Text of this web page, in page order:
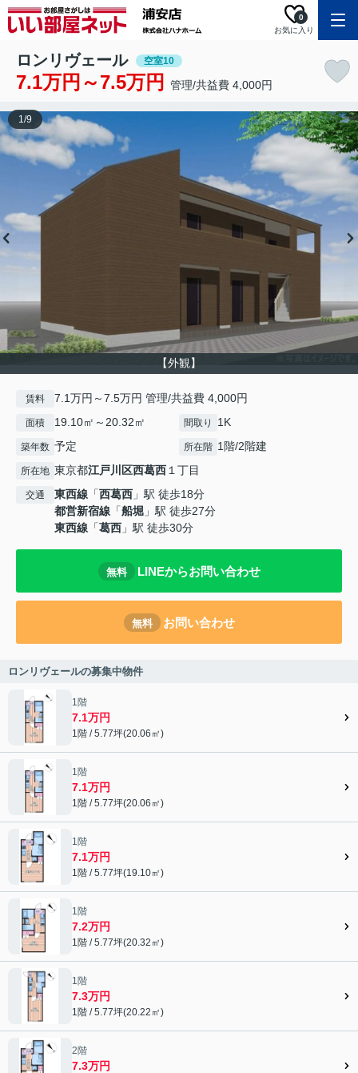
お気に入り
0
ロンリヴェール 空室10
7.1万円～7.5万円 管理/共益費 4,000円
【外観】
1/9
賃料 7.1万円～7.5万円 管理/共益費 4,000円
面積 19.10㎡～20.32㎡ 間取り 1K
築年数 予定 所在階 1階/2階建
所在地 東京都江戸川区西葛西１丁目
交通 東西線 「西葛西 」駅 徒歩18分
都営新宿線 「船堀 」駅 徒歩27分
東西線 「葛西 」駅 徒歩30分
無料 LINEからお問い合わせ
無料 お問い合わせ
ロンリヴェールの募集中物件
1階
7.1万円
1階 / 5.77坪(20.06㎡)
1階
7.1万円
1階 / 5.77坪(20.06㎡)
1階
7.1万円
1階 / 5.77坪(19.10㎡)
1階
7.2万円
1階 / 5.77坪(20.32㎡)
1階
7.3万円
1階 / 5.77坪(20.22㎡)
2階
7.3万円